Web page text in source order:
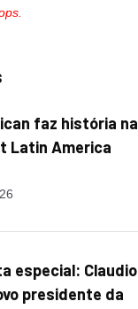
faz história na
Latin America
especial: Claudio
presidente da